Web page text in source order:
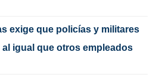
exige que policías y militares
igual que otros empleados